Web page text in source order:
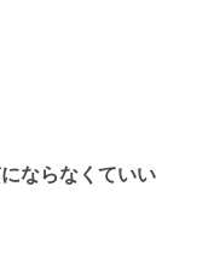
ならなくていい